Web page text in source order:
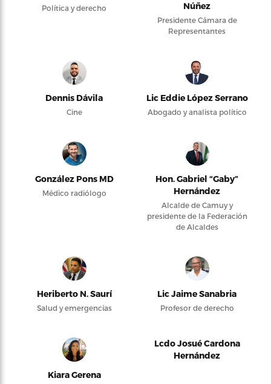
Política y derecho
Núñez
Presidente Cámara de
Representantes
Dennis Dávila
Cine
Lic Eddie López Serrano
Abogado y analista político
González Pons MD
Médico radiólogo
Hon. Gabriel “Gaby”
Hernández
Alcalde de Camuy y
presidente de la Federación
de Alcaldes
Heriberto N. Saurí
Salud y emergencias
Lic Jaime Sanabria
Profesor de derecho
Kiara Gerena
Lcdo Josué Cardona
Hernández